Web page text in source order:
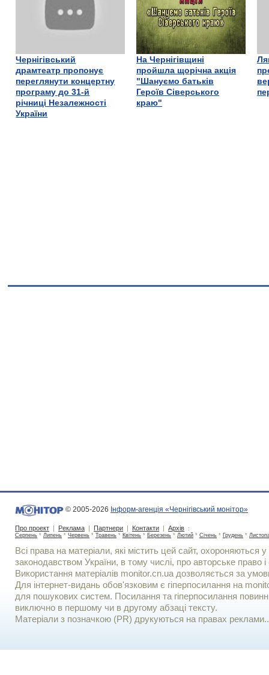
Чернігівський
драмтеатр пропонує
переглянути концертну
програму до 31-й
річниці Незалежності
України
На Чернігівщині
пройшла щорічна акція
"Шануємо батьків
Героїв Сіверського
краю"
© 2005-2026 Інформ-агенція «Чернігівський монітор»
Про проект | Реклама | Партнери | Контакти | Архів :
Серпень * Липень * Червень * Травень * Квітень * Березень * Лютий * Січень * Грудень *
Всі права на матеріали, які містить цей сайт, охороняються у
законодавством України, в тому числі, про авторське право і
Використання матерiалiв monitor.cn.ua дозволяється за
Для iнтернет-видань обов'язковим є гiперпосилання на
для пошукових систем. Посилання та гіперпосилання
виключно в першому чи в другому абзаці тексту.
Матеріали з позначкою (PR) друкуються на правах реклами..